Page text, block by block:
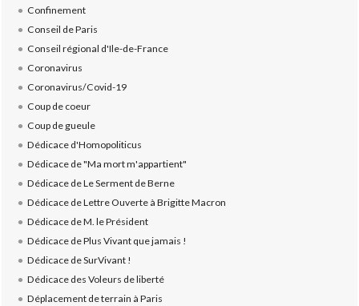
Confinement
Conseil de Paris
Conseil régional d'Ile-de-France
Coronavirus
Coronavirus/Covid-19
Coup de coeur
Coup de gueule
Dédicace d'Homopoliticus
Dédicace de "Ma mort m'appartient"
Dédicace de Le Serment de Berne
Dédicace de Lettre Ouverte à Brigitte Macron
Dédicace de M. le Président
Dédicace de Plus Vivant que jamais !
Dédicace de SurVivant !
Dédicace des Voleurs de liberté
Déplacement de terrain à Paris